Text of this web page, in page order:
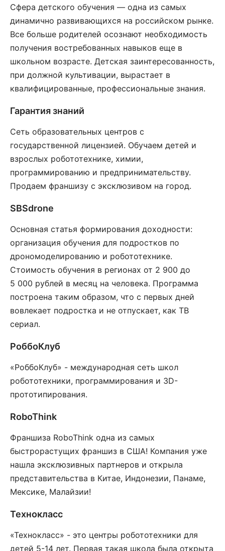
Сфера детского обучения — одна из самых
динамично развивающихся на российском рынке.
Все больше родителей осознают необходимость
получения востребованных навыков еще в
школьном возрасте. Детская заинтересованность,
при должной культивации, вырастает в
квалифицированные, профессиональные знания.
Гарантия знаний
Сеть образовательных центров с
государственной лицензией. Обучаем детей и
взрослых робототехнике, химии,
программированию и предпринимательству.
Продаем франшизу с эксклюзивом на город.
SBSdrone
Основная статья формирования доходности:
организация обучения для подростков по
дрономоделированию и робототехнике.
Стоимость обучения в регионах от 2 900 до
5 000 рублей в месяц на человека. Программа
построена таким образом, что с первых дней
вовлекает подростка и не отпускает, как ТВ
сериал.
РоббоКлуб
«РоббоКлуб» - международная сеть школ
робототехники, программирования и 3D-
прототипирования.
RoboThink
Франшиза RoboThink одна из самых
быстрорастущих франшиз в США! Компания уже
нашла эксклюзивных партнеров и открыла
представительства в Китае, Индонезии, Панаме,
Мексике, Малайзии!
Технокласс
«Технокласс» - это центры робототехники для
детей 5-14 лет. Первая такая школа была открыта